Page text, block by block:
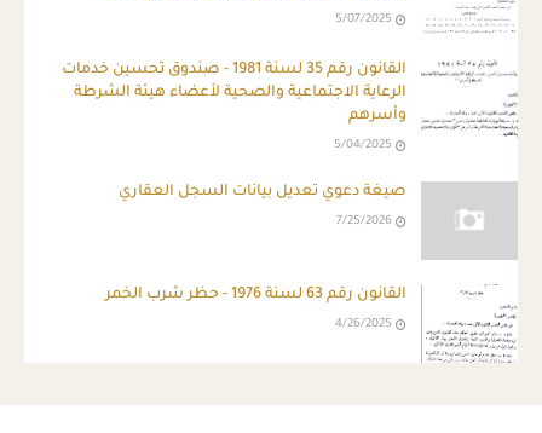
5/07/2025
القانون رقم 35 لسنة 1981 - صندوق تحسين خدمات
الرعاية الاجتماعية والصحية لأعضاء هيئة الشرطة
وأسرهم
5/04/2025
صيغة دعوي تعديل بيانات السجل العقاري
7/25/2026
القانون رقم 63 لسنة 1976 - حظر شرب الخمر
4/26/2025